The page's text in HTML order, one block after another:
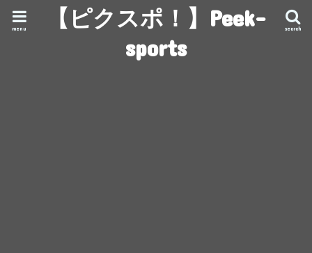
【ピクスポ！】Peek-
sports
search
menu